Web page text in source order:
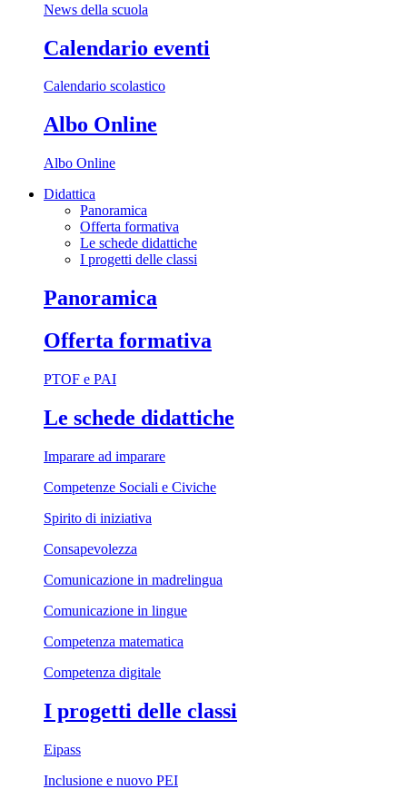
News della scuola
Calendario eventi
Calendario scolastico
Albo Online
Albo Online
Didattica
Panoramica
Offerta formativa
Le schede didattiche
I progetti delle classi
Panoramica
Offerta formativa
PTOF e PAI
Le schede didattiche
Imparare ad imparare
Competenze Sociali e Civiche
Spirito di iniziativa
Consapevolezza
Comunicazione in madrelingua
Comunicazione in lingue
Competenza matematica
Competenza digitale
I progetti delle classi
Eipass
Inclusione e nuovo PEI